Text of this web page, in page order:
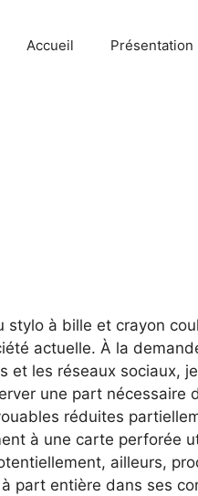
Accueil Présentation
stylo à bille et crayon
actuelle. À la
et les réseaux sociaux,
une part nécessaire
réduites
à une carte perforée
ailleurs,
part entière dans ses